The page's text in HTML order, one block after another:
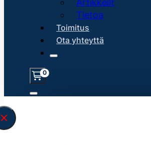
Artikkelit
Tietoa
Toimitus
Ota yhteyttä
0